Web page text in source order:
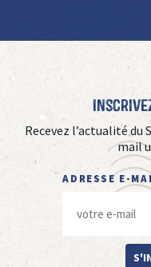
Recevez l’actualité du
mail
ADRESSE E-